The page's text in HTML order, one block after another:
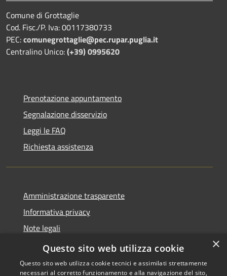
Comune di Grottaglie
Cod. Fisc./P. Iva: 00117380733
PEC:comunegrottaglie@pec.rupar.puglia.it
Centralino Unico:(+39) 0995620
Prenotazione appuntamento
Segnalazione disservizio
Leggi le FAQ
Richiesta assistenza
Amministrazione trasparente
Informativa privacy
Note legali
Dichiarazione di accessibilità
×
Questo sito web utilizza cookie
Questo sito web utilizza cookie tecnici e assimilati strettamente
necessari al corretto funzionamento e alla navigazione del sito,